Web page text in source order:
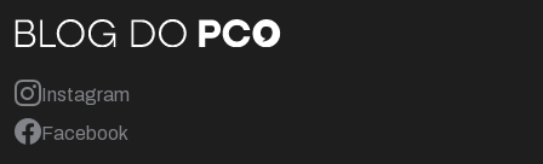
Instagram
Facebook